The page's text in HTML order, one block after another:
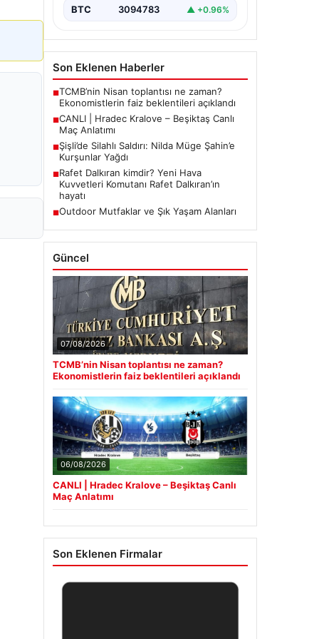
BTC 3094783 ▲ +0.96%
Son Eklenen Haberler
■TCMB’nin Nisan toplantısı ne zaman?
Ekonomistlerin faiz beklentileri açıklandı
■CANLI | Hradec Kralove – Beşiktaş Canlı
Maç Anlatımı
■Şişli’de Silahlı Saldırı: Nilda Müge Şahin’e
Kurşunlar Yağdı
■Rafet Dalkıran kimdir? Yeni Hava
Kuvvetleri Komutanı Rafet Dalkıran’ın
hayatı
■Outdoor Mutfaklar ve Şık Yaşam Alanları
Güncel
07/08/2026
TCMB’nin Nisan toplantısı ne zaman?
Ekonomistlerin faiz beklentileri açıklandı
06/08/2026
CANLI | Hradec Kralove – Beşiktaş Canlı
Maç Anlatımı
Son Eklenen Firmalar